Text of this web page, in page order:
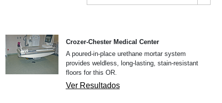
Crozer-Chester Medical Center
A poured-in-place urethane mortar system
provides weldless, long-lasting, stain-resistant
floors for this OR.
Ver Resultados